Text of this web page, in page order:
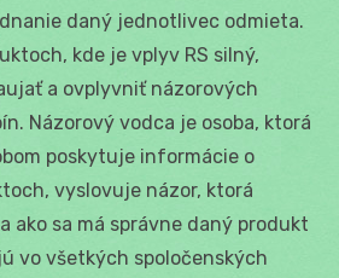
daný jednotlivec odmieta.
kde je vplyv RS silný,
a ovplyvniť názorových
Názorový vodca je osoba, ktorá
poskytuje informácie o
vyslovuje názor, ktorá
ako sa má správne daný produkt
vo všetkých spoločenských